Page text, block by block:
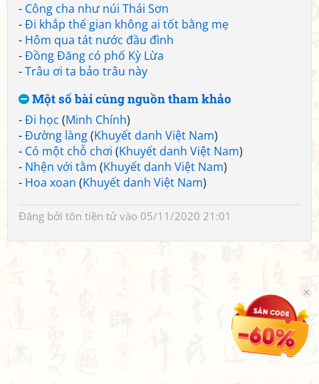
- Công cha như núi Thái Sơn
-Đi khắp thế gian không ai tốt bằng mẹ
- Hôm qua tát nước đầu đình
-Đồng Đăng có phố Kỳ Lừa
-Trâu ơi ta bảo trâu này
Một số bài cùng nguồn tham khảo
-Đi học (Minh Chính)
-Đường làng(Khuyết danh Việt Nam)
- Có một chỗ chơi (Khuyết danh Việt Nam)
- Nhện với tằm (Khuyết danh Việt Nam)
- Hoa xoan (Khuyết danh Việt Nam)
Đăng bởi tôn tiền tửvào 05/11/2020 21:01